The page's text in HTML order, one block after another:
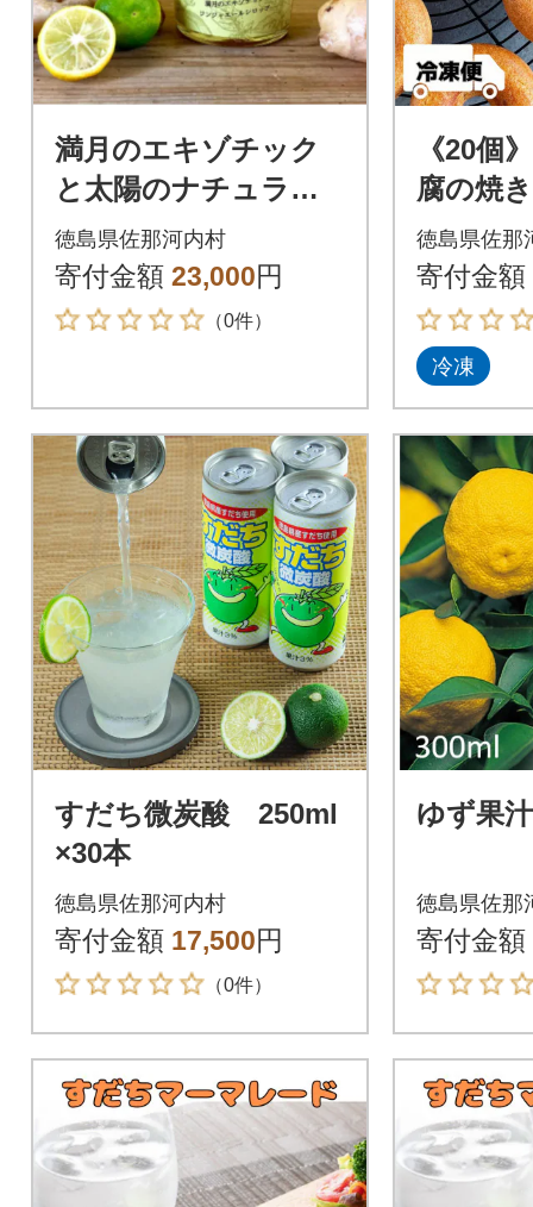
満月のエキゾチック
と太陽のナチュラル
コーラ(380g・小瓶×
各1本)
徳島県佐那河内村
寄付金額 23,000円
（0件）
《20個
腐の焼
小麦、
製品・
徳島県佐那
寄付金額
冷凍
すだち微炭酸 250ml
×30本
徳島県佐那河内村
寄付金額 17,500円
（0件）
ゆず果
徳島県佐那
寄付金額